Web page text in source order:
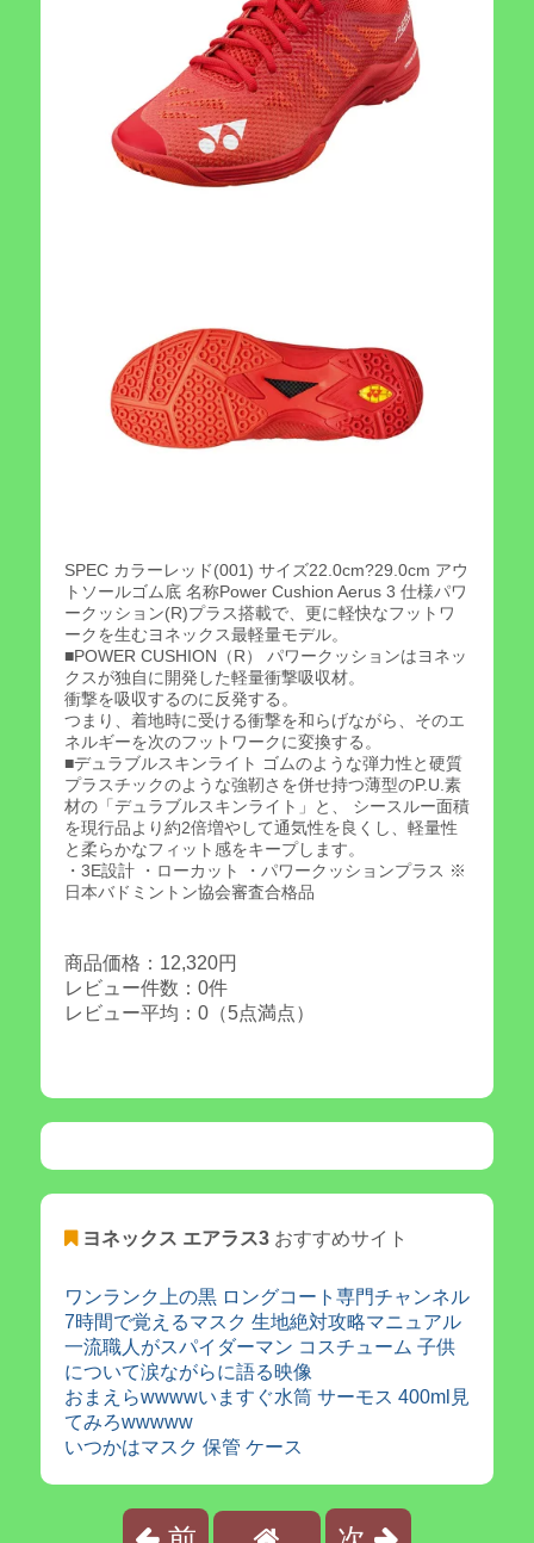
SPEC カラーレッド(001) サイズ22.0cm?29.0cm アウ
トソールゴム底 名称Power Cushion Aerus 3 仕様パワ
ークッション(R)プラス搭載で、更に軽快なフットワ
ークを生むヨネックス最軽量モデル。
■POWER CUSHION（R） パワークッションはヨネッ
クスが独自に開発した軽量衝撃吸収材。
衝撃を吸収するのに反発する。
つまり、着地時に受ける衝撃を和らげながら、そのエ
ネルギーを次のフットワークに変換する。
■デュラブルスキンライト ゴムのような弾力性と硬質
プラスチックのような強靭さを併せ持つ薄型のP.U.素
材の「デュラブルスキンライト」と、 シースルー面積
を現行品より約2倍増やして通気性を良くし、軽量性
と柔らかなフィット感をキープします。
・3E設計 ・ローカット ・パワークッションプラス ※
日本バドミントン協会審査合格品
商品価格：12,320円
レビュー件数：0件
レビュー平均：0（5点満点）
ヨネックス エアラス3おすすめサイト
ワンランク上の黒 ロングコート専門チャンネル
7時間で覚えるマスク 生地絶対攻略マニュアル
一流職人がスパイダーマン コスチューム 子供
について涙ながらに語る映像
おまえらwwwwいますぐ水筒 サーモス 400ml見
てみろwwwww
いつかはマスク 保管 ケース